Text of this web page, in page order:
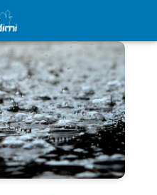
the database]